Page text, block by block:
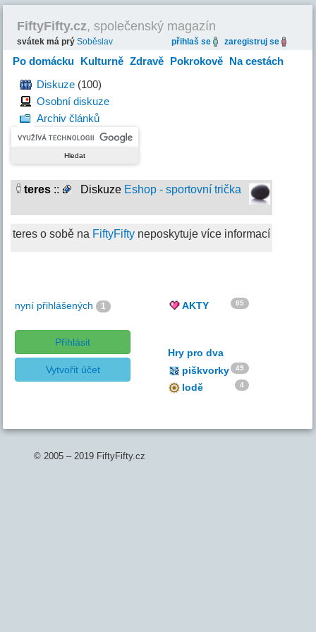
FiftyFifty.cz, společenský magazín
svátek má prýSoběslav přihlaš se zaregistruj se
Po domácku Kulturně Zdravě Pokrokově Na cestách
HravěDiskuze (100)
Osobní diskuze
Archiv článků
teres :: Diskuze Eshop - sportovní trička
teres o sobě na FiftyFifty neposkytuje více informací
nyní přihlášených 1
Přihlásit
Vytvořit účet
AKTY 85
Hry pro dva
piškvorky
49
lodě 4
© 2005 – 2019 FiftyFifty.cz